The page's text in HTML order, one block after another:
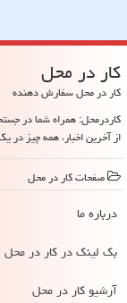
كار در محل
کار در محل سفارش دهنده
کاردرمحل: همراه شما در
از آخرین اخبار، همه چیز در
صفحات كار در محل
درباره ما
بک لینک در كار در محل
آرشیو كار در محل